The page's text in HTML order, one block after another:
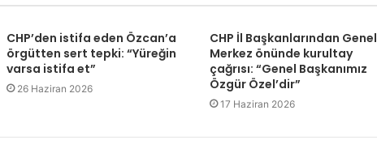
CHP’den istifa eden Özcan’a
örgütten sert tepki: “Yüreğin
varsa istifa et”
26 Haziran 2026
CHP İl Başkanlarından Genel
Merkez önünde kurultay
çağrısı: “Genel Başkanımız
Özgür Özel’dir”
17 Haziran 2026